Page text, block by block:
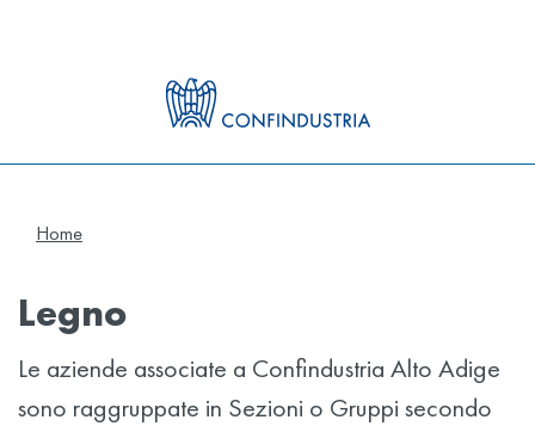
Home
Legno
Le aziende associate a Confindustria Alto Adige
sono raggruppate in Sezioni o Gruppi secondo